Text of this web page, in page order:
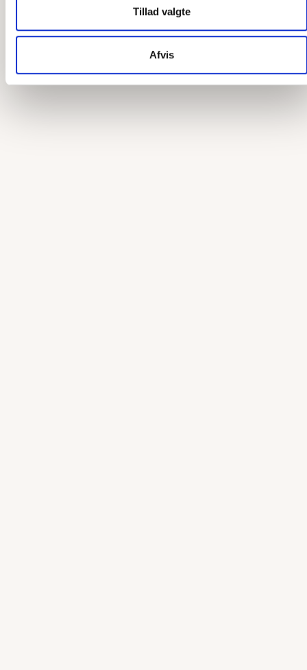
Tillad valgte
Afvis